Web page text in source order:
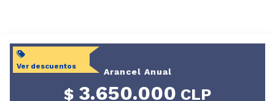
Doctorado en
Ciencias
Silvoagropecuarias
Arancel Anual
$ 3.650.000 CLP
Ver descuentos